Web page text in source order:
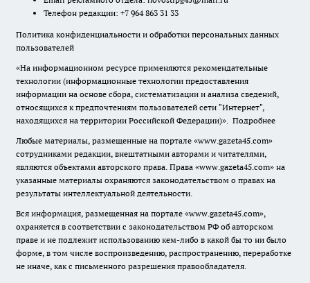
Телефон редакции: +7 964 863 31 33
Политика конфиденциальности и обработки персональных данных
пользователей
«На информационном ресурсе применяются рекомендательные
технологии (информационные технологии предоставления
информации на основе сбора, систематизации и анализа сведений,
относящихся к предпочтениям пользователей сети "Интернет",
находящихся на территории Российской Федерации)». Подробнее
Любые материалы, размещенные на портале «www.gazeta45.com»
сотрудниками редакции, внештатными авторами и читателями,
являются объектами авторского права. Права «www.gazeta45.com» на
указанные материалы охраняются законодательством о правах на
результаты интеллектуальной деятельности.
Вся информация, размещенная на портале «www.gazeta45.com»,
охраняется в соответствии с законодательством РФ об авторском
праве и не подлежит использованию кем-либо в какой бы то ни было
форме, в том числе воспроизведению, распространению, переработке
не иначе, как с письменного разрешения правообладателя.